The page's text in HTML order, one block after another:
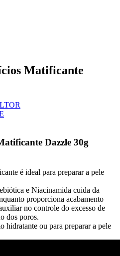
Matificante
Dazzle 30g
é ideal para preparar a pele
e Niacinamida cuida da
proporciona acabamento
no controle do excesso de
dos poros.
hidratante ou para preparar a pele